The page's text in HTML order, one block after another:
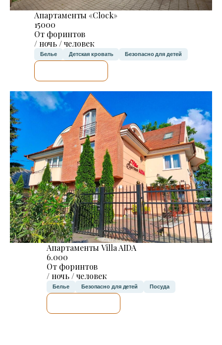
Апартаменты «Clock»
15000
От форинтов
/ ночь / человек
Белье Детская кровать Безопасно для детей
Апартаменты Villa AIDA
6.000
От форинтов
/ ночь / человек
Белье Безопасно для детей Посуда